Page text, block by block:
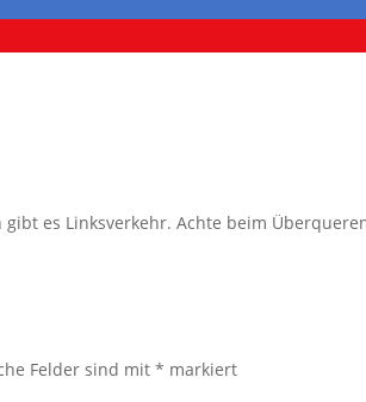
es Linksverkehr. Achte beim
Felder sind mit* markiert